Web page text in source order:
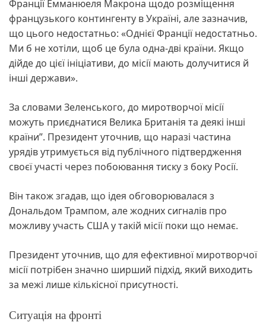
Франції Емманюеля Макрона щодо розміщення
французького контингенту в Україні, але зазначив,
що цього недостатньо: «Однієї Франції недостатньо.
Ми б не хотіли, щоб це була одна-дві країни. Якщо
дійде до цієї ініціативи, до місії мають долучитися й
інші держави».
За словами Зеленського, до миротворчої місії
можуть приєднатися Велика Британія та деякі інші
країни”. Президент уточнив, що наразі частина
урядів утримується від публічного підтвердження
своєї участі через побоювання тиску з боку Росії.
Він також згадав, що ідея обговорювалася з
Дональдом Трампом, але жодних сигналів про
можливу участь США у такій місії поки що немає.
Президент уточнив, що для ефективної миротворчої
місії потрібен значно ширший підхід, який виходить
за межі лише кількісної присутності.
Ситуація на фронті